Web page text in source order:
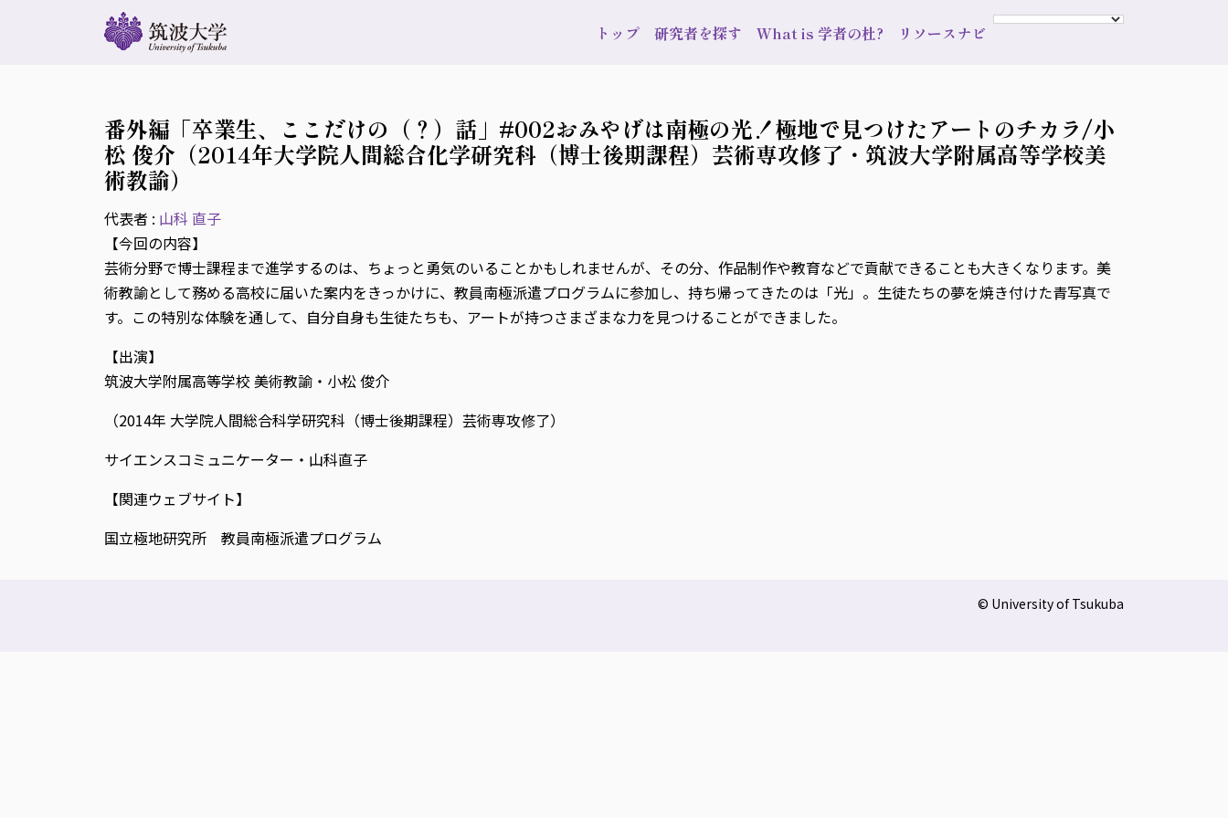
トップ 研究者を探す What is 学者の杜? リソースナビ
番外編「卒業生、ここだけの（？）話」#002おみやげは南極の光！極地で見つけたアートのチカラ/小
松 俊介（2014年大学院人間総合化学研究科（博士後期課程）芸術専攻修了・筑波大学附属高等学校美
術教諭）
代表者 : 山科 直子
【今回の内容】
芸術分野で博士課程まで進学するのは、ちょっと勇気のいることかもしれませんが、その分、作品制作や教育などで貢献できることも大きくなります。美
術教諭として務める高校に届いた案内をきっかけに、教員南極派遣プログラムに参加し、持ち帰ってきたのは「光」。生徒たちの夢を焼き付けた青写真で
す。この特別な体験を通して、自分自身も生徒たちも、アートが持つさまざまな力を見つけることができました。
【出演】
筑波大学附属高等学校 美術教諭・小松 俊介
（2014年 大学院人間総合科学研究科（博士後期課程）芸術専攻修了）
サイエンスコミュニケーター・山科直子
【関連ウェブサイト】
国立極地研究所 教員南極派遣プログラム
© University of Tsukuba